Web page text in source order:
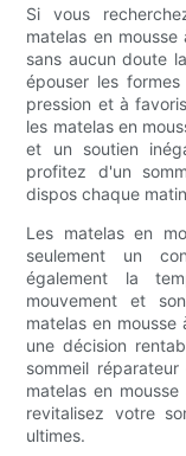
Si vous
matelas en
sans aucun doute
épouser les
pression et à
les matelas en
et un soutien
profitez d'un
dispos chaque
Les matelas en
seulement un
également la
mouvement et
matelas en
une décision
sommeil
matelas en
revitalisez votre
ultimes.